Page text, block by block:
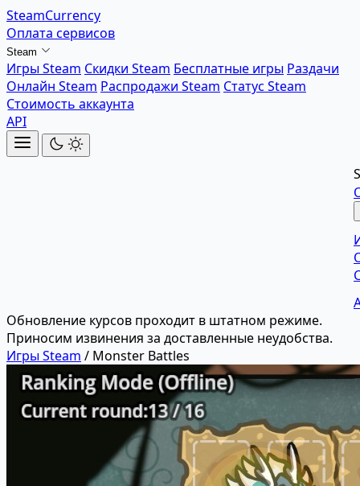
SteamCurrency
Оплата сервисов
Steam
Игры Steam Скидки Steam Бесплатные игры Раздачи
Онлайн Steam Распродажи Steam Статус Steam
Стоимость аккаунта
API
Обновление курсов проходит в штатном режиме.
Приносим извинения за доставленные неудобства.
Игры Steam / Monster Battles